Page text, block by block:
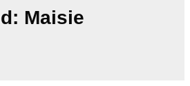
Maisie